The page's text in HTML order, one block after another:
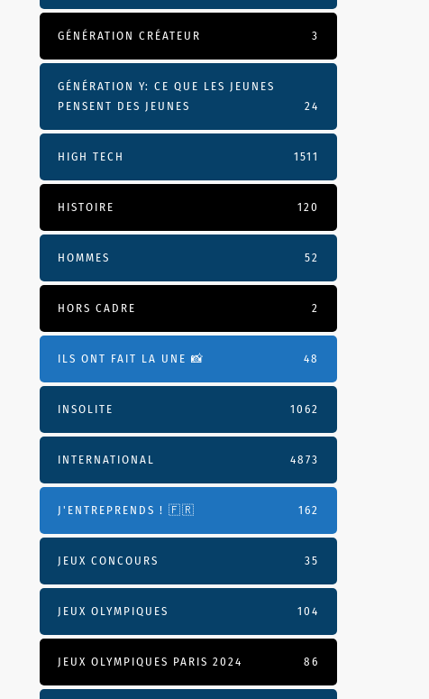
GÉNÉRATION CRÉATEUR 3
GÉNÉRATION Y: CE QUE LES JEUNES
PENSENT DES JEUNES
24
HIGH TECH 1511
HISTOIRE 120
HOMMES 52
HORS CADRE 2
ILS ONT FAIT LA UNE 📸 48
INSOLITE 1062
INTERNATIONAL 4873
J'ENTREPRENDS ! 🇫🇷 162
JEUX CONCOURS 35
JEUX OLYMPIQUES 104
JEUX OLYMPIQUES PARIS 2024 86